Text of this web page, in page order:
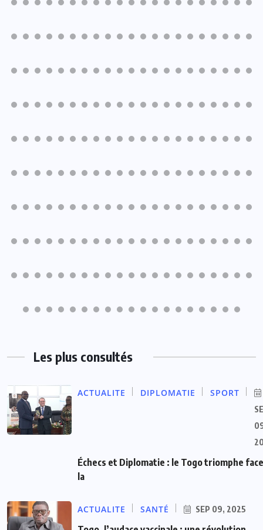
Les plus consultés
ACTUALITE DIPLOMATIE SPORT
Échecs et Diplomatie : le Togo triomphe
la
ACTUALITE SANTÉ SEP 09, 2025